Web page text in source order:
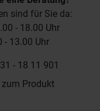
sind für Sie da:
- 18.00 Uhr
- 13.00 Uhr
- 18 11 901
Produkt